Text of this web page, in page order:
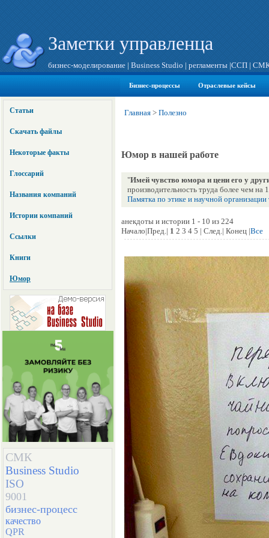
Заметки управленца
бизнес-моделирование | Business Studio | регламенты |ССП |
Бизнес-процессы Отраслевые кейсы
Статьи
Скачать файлы
Некоторые факты
Глоссарий
Названия компаний
Истории компаний
Ссылки
Книги
Юмор
СМК
Business Studio
ISO
9001
бизнес-процесс
качество
QPR
Главная > Полезно
Юмор в нашей работе
"Имей чувство юмора и цени его у
производительность труда более чем на
Памятка по этике и научной организации
анекдоты и истории 1 - 10 из 224
Начало|Пред.| 1 2 3 4 5 | След.| Конец |Все